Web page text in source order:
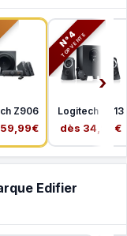
Z906
N°4
TOP VENTE
Logitech Z313
dès 34,99€
Edifier